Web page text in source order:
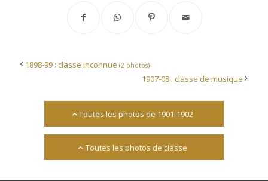
1898-99 : classe inconnue (2 photos)
1907-08 : classe de musique
Toutes les photos de 1901-1902
Toutes les photos de classe